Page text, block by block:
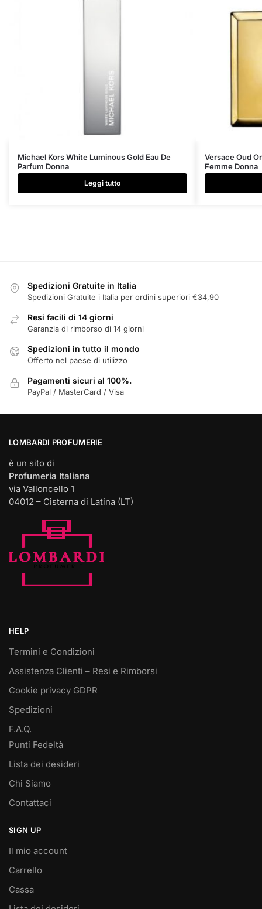
Michael Kors White Luminous Gold Eau De
Parfum Donna
Leggi tutto
Versace Oud
Femme Donna
Spedizioni Gratuite in Italia
Spedizioni Gratuite i Italia per ordini superiori €34,90
Resi facili di 14 giorni
Garanzia di rimborso di 14 giorni
Spedizioni in tutto il mondo
Offerto nel paese di utilizzo
Pagamenti sicuri al 100%.
PayPal / MasterCard / Visa
LOMBARDI PROFUMERIE
è un sito di
Profumeria Italiana
via Valloncello 1
04012 – Cisterna di Latina (LT)
HELP
Termini e Condizioni
Assistenza Clienti – Resi e Rimborsi
Cookie privacy GDPR
Spedizioni
F.A.Q.
Punti Fedeltà
Lista dei desideri
Chi Siamo
Contattaci
SIGN UP
Il mio account
Carrello
Cassa